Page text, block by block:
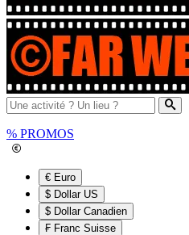
% PROMOS
€ Euro
$ Dollar US
$ Dollar Canadien
₣ Franc Suisse